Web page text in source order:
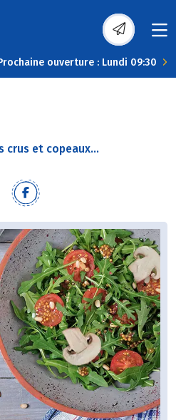
ouverture : Lundi 09:30
crus et copeaux...